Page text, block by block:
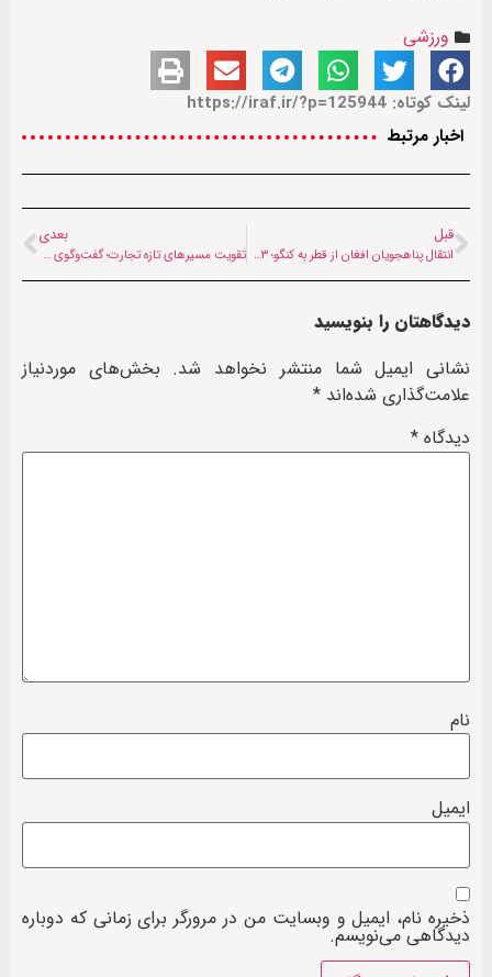
ورزشی
لینک کوتاه: https://iraf.ir/?p=125944
اخبار مرتبط
قبل
انتقال پناهجویان افغان از قطر به کنگو؛ ۸۳ نماینده کنگره آمریکا مخالفت کردند
بعدی
تقویت مسیرهای تازه تجارت؛ گفت‌وگوی رؤسای اتاق‌های ایران و افغانستان در کابل
دیدگاهتان را بنویسید
نشانی ایمیل شما منتشر نخواهد شد. بخش‌های موردنیاز
علامت‌گذاری شده‌اند *
دیدگاه *
نام
ایمیل
ذخیره نام، ایمیل و وبسایت من در مرورگر برای زمانی که دوباره
دیدگاهی می‌نویسم.